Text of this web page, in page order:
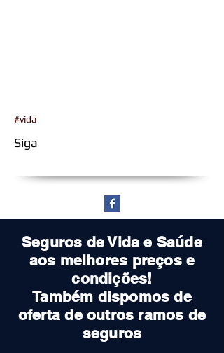
#vida
Siga
Seguros de Vida e Saúde
aos melhores preços e
condições!
Também dispomos de
oferta de outros ramos de
seguros